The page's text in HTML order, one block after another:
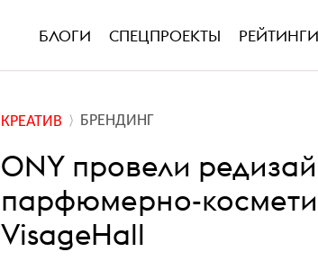
БЛОГИ СПЕЦПРОЕКТЫ РЕЙТИНГИ
КРЕАТИВ БРЕНДИНГ
ONY провели
парфюмерно-
VisageHall